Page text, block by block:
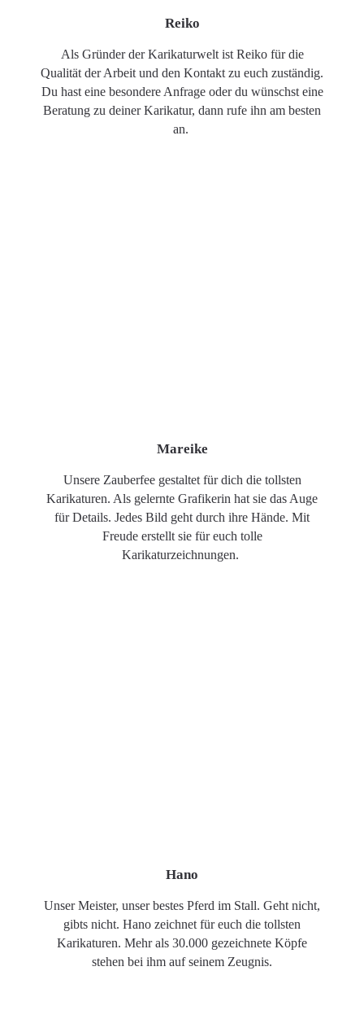
Reiko
Als Gründer der Karikaturwelt ist Reiko für die
Qualität der Arbeit und den Kontakt zu euch zuständig.
Du hast eine besondere Anfrage oder du wünschst eine
Beratung zu deiner Karikatur, dann rufe ihn am besten
an.
Mareike
Unsere Zauberfee gestaltet für dich die tollsten
Karikaturen. Als gelernte Grafikerin hat sie das Auge
für Details. Jedes Bild geht durch ihre Hände. Mit
Freude erstellt sie für euch tolle
Karikaturzeichnungen.
Hano
Unser Meister, unser bestes Pferd im Stall. Geht nicht,
gibts nicht. Hano zeichnet für euch die tollsten
Karikaturen. Mehr als 30.000 gezeichnete Köpfe
stehen bei ihm auf seinem Zeugnis.